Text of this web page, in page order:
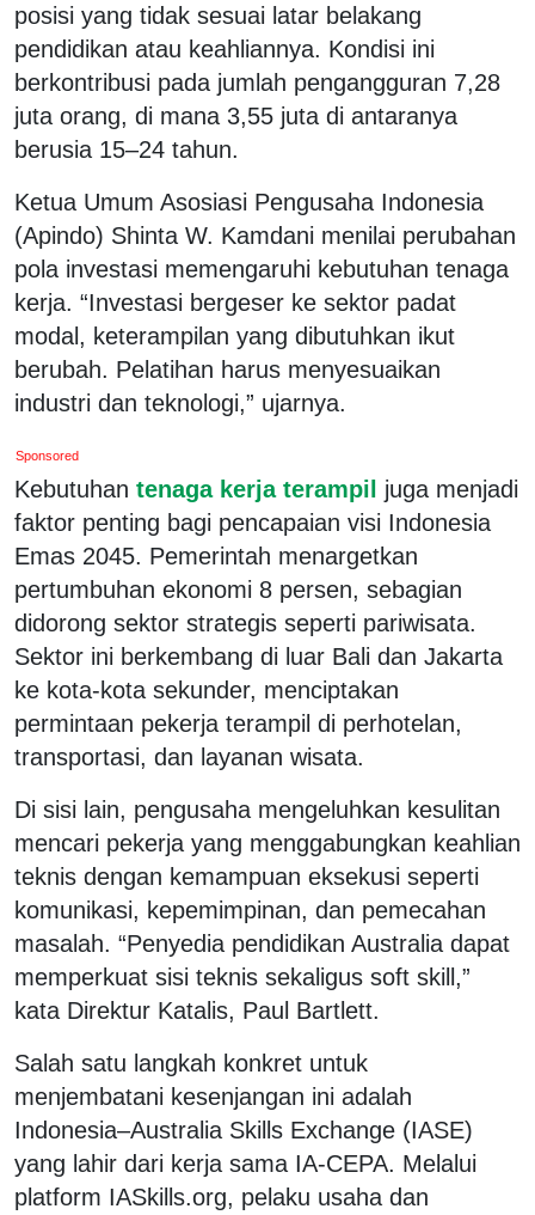
posisi yang tidak sesuai latar belakang
pendidikan atau keahliannya. Kondisi ini
berkontribusi pada jumlah pengangguran 7,28
juta orang, di mana 3,55 juta di antaranya
berusia 15–24 tahun.
Ketua Umum Asosiasi Pengusaha Indonesia
(Apindo) Shinta W. Kamdani menilai perubahan
pola investasi memengaruhi kebutuhan tenaga
kerja. “Investasi bergeser ke sektor padat
modal, keterampilan yang dibutuhkan ikut
berubah. Pelatihan harus menyesuaikan
industri dan teknologi,” ujarnya.
Sponsored
Kebutuhan tenaga kerja terampil juga menjadi
faktor penting bagi pencapaian visi Indonesia
Emas 2045. Pemerintah menargetkan
pertumbuhan ekonomi 8 persen, sebagian
didorong sektor strategis seperti pariwisata.
Sektor ini berkembang di luar Bali dan Jakarta
ke kota-kota sekunder, menciptakan
permintaan pekerja terampil di perhotelan,
transportasi, dan layanan wisata.
Di sisi lain, pengusaha mengeluhkan kesulitan
mencari pekerja yang menggabungkan keahlian
teknis dengan kemampuan eksekusi seperti
komunikasi, kepemimpinan, dan pemecahan
masalah. “Penyedia pendidikan Australia dapat
memperkuat sisi teknis sekaligus soft skill,”
kata Direktur Katalis, Paul Bartlett.
Salah satu langkah konkret untuk
menjembatani kesenjangan ini adalah
Indonesia–Australia Skills Exchange (IASE)
yang lahir dari kerja sama IA-CEPA. Melalui
platform IASkills.org, pelaku usaha dan